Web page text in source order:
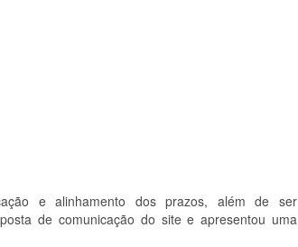
e alinhamento dos prazos, além de ser
de comunicação do site e apresentou uma